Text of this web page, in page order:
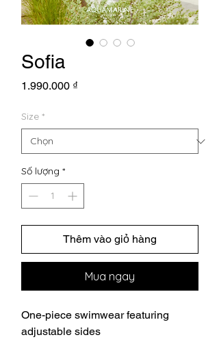
Sofia
1.990.000 ₫
Size *
Số lượng *
Thêm vào giỏ hàng
Mua ngay
One-piece swimwear featuring
adjustable sides